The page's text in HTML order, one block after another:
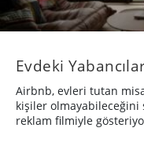
Evdeki
Airbnb, evleri tutan
kişiler olmayabileceğini
reklam filmiyle